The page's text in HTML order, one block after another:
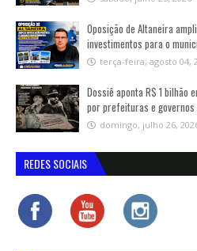
Oposição de Altaneira
investimentos para o
terça-feira, agosto 04,
Dossiê aponta R$ 1 bilhão
por prefeituras e governos
domingo, julho 26,
REDES SOCIAIS